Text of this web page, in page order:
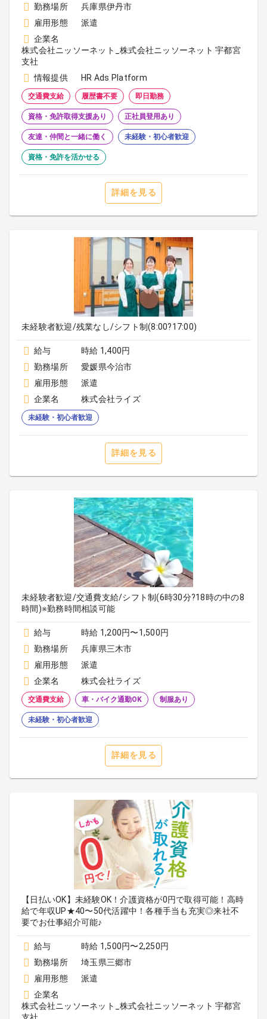
勤務場所
兵庫県伊丹市
雇用形態
派遣
企業名
株式会社ニッソーネット_株式会社ニッソーネット 宇都宮
支社
情報提供
HR Ads Platform
交通費支給 履歴書不要 即日勤務
資格・免許取得支援あり 正社員登用あり
友達・仲間と一緒に働く 未経験・初心者歓迎
資格・免許を活かせる
詳細を見る
未経験者歓迎/残業なし/シフト制(8:00?17:00)
給与
時給 1,400円
勤務場所
愛媛県今治市
雇用形態
派遣
企業名
株式会社ライズ
未経験・初心者歓迎
詳細を見る
未経験者歓迎/交通費支給/シフト制(6時30分?18時の中の8
時間)※勤務時間相談可能
給与
時給 1,200円〜1,500円
勤務場所
兵庫県三木市
雇用形態
派遣
企業名
株式会社ライズ
交通費支給 車・バイク通勤OK 制服あり
未経験・初心者歓迎
詳細を見る
【日払いOK】未経験OK！介護資格が0円で取得可能！高時
給で年収UP★40〜50代活躍中！各種手当も充実◎来社不
要でお仕事紹介可能♪
給与
時給 1,500円〜2,250円
勤務場所
埼玉県三郷市
雇用形態
派遣
企業名
株式会社ニッソーネット_株式会社ニッソーネット 宇都宮